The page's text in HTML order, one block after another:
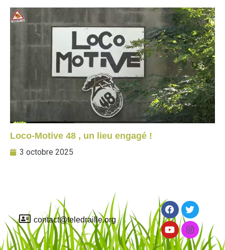
Loco-Motive 48 , un lieu engagé !
3 octobre 2025
contact@teledraille.org